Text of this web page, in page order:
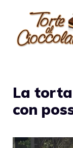
contenuto
La
con